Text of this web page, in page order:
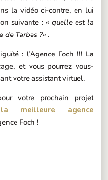
la vidéo ci-contre, en lui
suivante : « quelle est la
de Tarbes ?« .
: l’Agence Foch !!! La
et vous pourrez vous-
votre assistant virtuel.
votre prochain projet
la meilleure agence
Foch !